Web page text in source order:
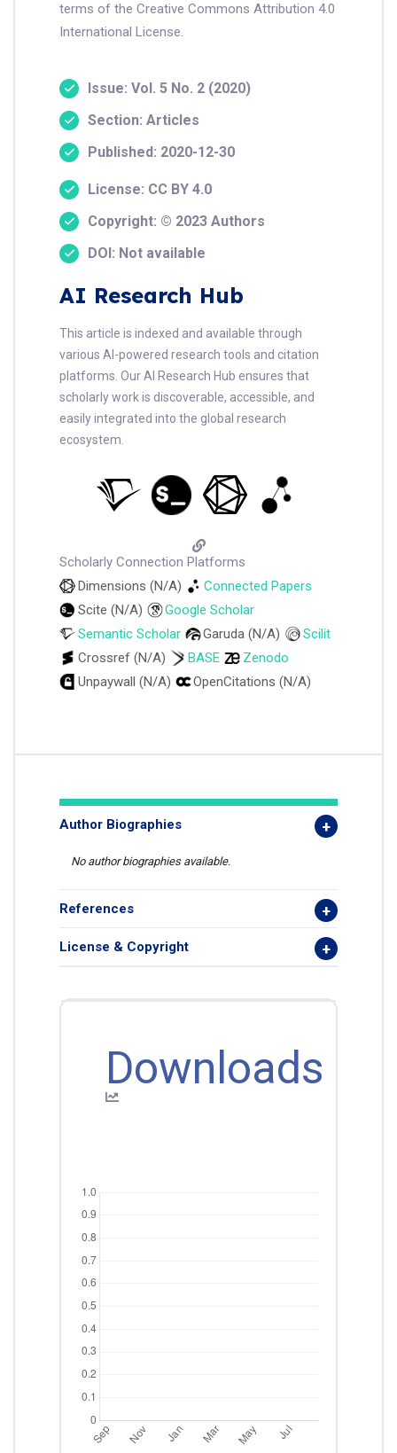
terms of the Creative Commons Attribution 4.0
International License.
Issue: Vol. 5 No. 2 (2020)
Section: Articles
Published: 2020-12-30
License: CC BY 4.0
Copyright: © 2023 Authors
DOI: Not available
AI Research Hub
This article is indexed and available through
various AI-powered research tools and citation
platforms. Our AI Research Hub ensures that
scholarly work is discoverable, accessible, and
easily integrated into the global research
ecosystem.
Scholarly Connection Platforms
Dimensions (N/A)
Connected Papers
Scite (N/A)
Google Scholar
Semantic Scholar
Garuda (N/A)
Scilit
Crossref (N/A)
BASE
Zenodo
Unpaywall (N/A)
OpenCitations (N/A)
Author Biographies
No author biographies available.
References
License & Copyright
Downloads